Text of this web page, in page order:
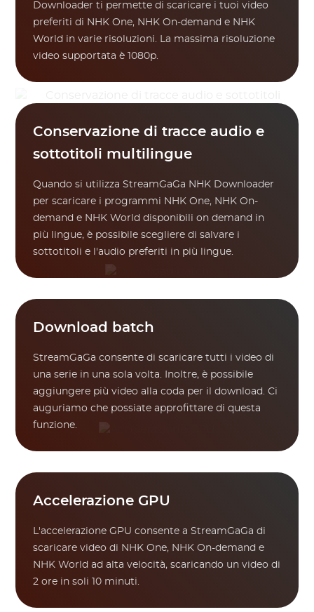
Downloader ti permette di scaricare i tuoi video
preferiti di NHK One, NHK On-demand e NHK
World in varie risoluzioni. La massima risoluzione
video supportata è 1080p.
Conservazione di tracce audio e
sottotitoli multilingue
Quando si utilizza StreamGaGa NHK Downloader
per scaricare i programmi NHK One, NHK On-
demand e NHK World disponibili on demand in
più lingue, è possibile scegliere di salvare i
sottotitoli e l'audio preferiti in più lingue.
Download batch
StreamGaGa consente di scaricare tutti i video di
una serie in una sola volta. Inoltre, è possibile
aggiungere più video alla coda per il download. Ci
auguriamo che possiate approfittare di questa
funzione.
Accelerazione GPU
L'accelerazione GPU consente a StreamGaGa di
scaricare video di NHK One, NHK On-demand e
NHK World ad alta velocità, scaricando un video di
2 ore in soli 10 minuti.